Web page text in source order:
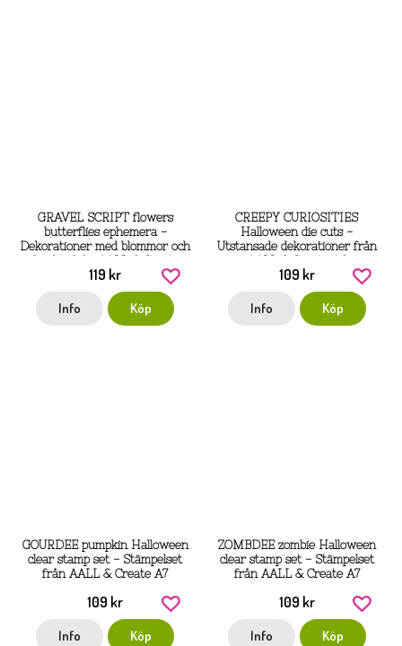
GRAVEL SCRIPT flowers
butterflies ephemera -
Dekorationer med blommor och
119 kr
Info Köp
CREEPY CURIOSITIES
Halloween die cuts -
Utstansade dekorationer från
109 kr
Info Köp
GOURDEE pumpkin Halloween
clear stamp set - Stämpelset
från AALL & Create A7
109 kr
Info Köp
ZOMBDEE zombie Halloween
clear stamp set - Stämpelset
från AALL & Create A7
109 kr
Info Köp